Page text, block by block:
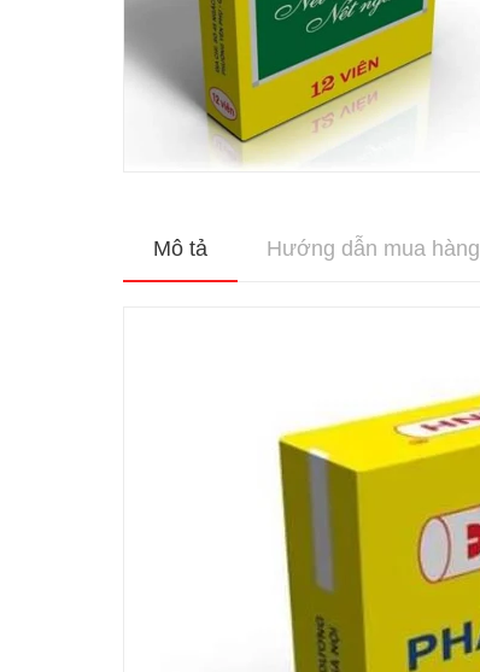
Mô tả Hướng dẫn mua hàng